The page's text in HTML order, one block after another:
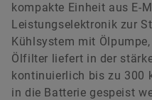
kompakte Einheit aus E-
Leistungselektronik zur
Kühlsystem mit
Ölfilter liefert in der
kontinuierlich bis zu 300
in die Batterie gespeist